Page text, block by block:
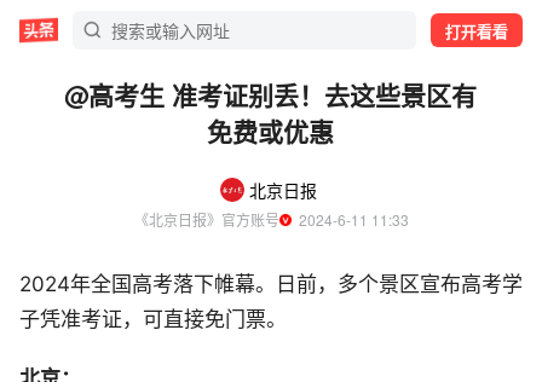
打开看看
@高考生 准考证别丢！去这些景区有
免费或优惠
北京日报
《北京日报》官方账号
  2024-6-11 11:33
2024年全国高考落下帷幕。日前，多个景区宣布高考学
子凭准考证，可直接免门票。